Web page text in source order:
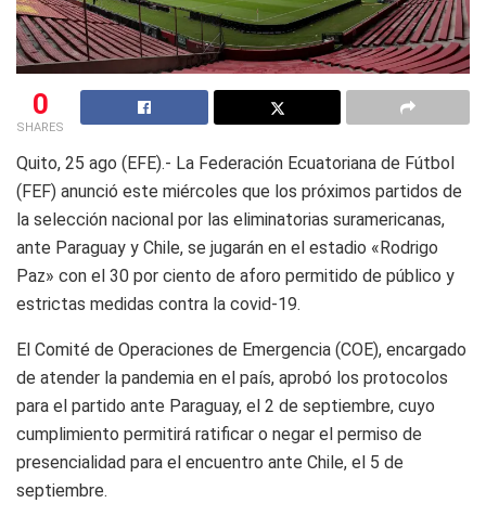
0
SHARES
Quito, 25 ago (EFE).- La Federación Ecuatoriana de Fútbol
(FEF) anunció este miércoles que los próximos partidos de
la selección nacional por las eliminatorias suramericanas,
ante Paraguay y Chile, se jugarán en el estadio «Rodrigo
Paz» con el 30 por ciento de aforo permitido de público y
estrictas medidas contra la covid-19.
El Comité de Operaciones de Emergencia (COE), encargado
de atender la pandemia en el país, aprobó los protocolos
para el partido ante Paraguay, el 2 de septiembre, cuyo
cumplimiento permitirá ratificar o negar el permiso de
presencialidad para el encuentro ante Chile, el 5 de
septiembre.